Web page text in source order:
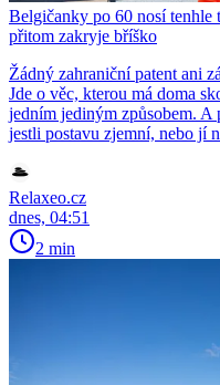
Belgičanky po 60 nosí tenhle
přitom zakryje bříško
Žádný zahraniční patent ani
Jde o věc, kterou má doma
jedním jediným způsobem. A
jestli postavu zjemní, nebo jí
Relaxeo.cz
dnes, 04:51
2 min